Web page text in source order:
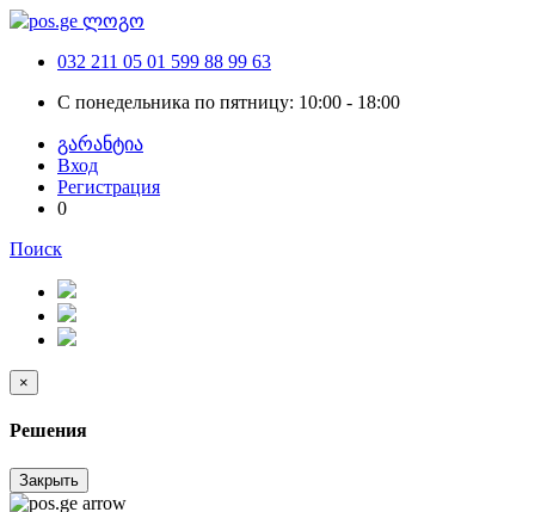
032 211 05 01 599 88 99 63
С понедельника по пятницу: 10:00 - 18:00
გარანტია
Вход
Регистрация
0
Поиск
×
Решения
Закрыть